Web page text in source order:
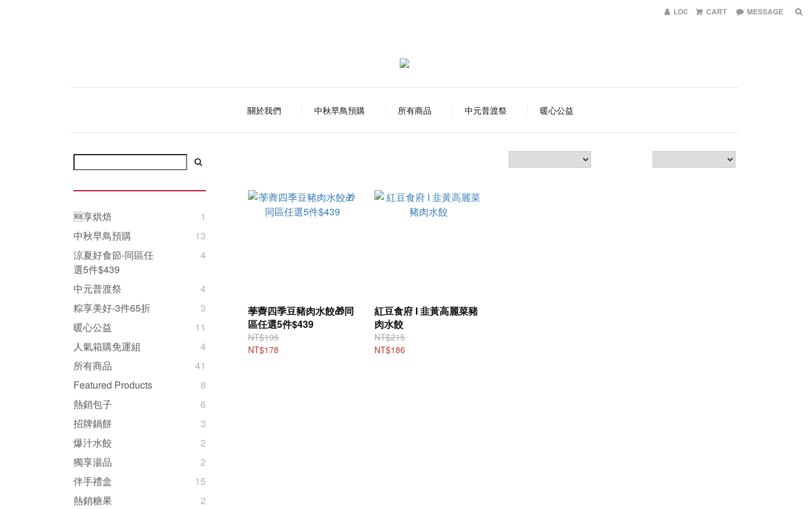
LOG IN CART MESSAGE
關於我們 中秋早鳥預購 所有商品 中元普渡祭 暖心公益
🆕享烘焙
1
中秋早鳥預購
13
涼夏好食節-同區任
選5件$439
4
中元普渡祭
4
粽享美好-3件65折
3
暖心公益
11
人氣箱購免運組
4
所有商品
41
Featured Products
8
熱銷包子
6
招牌鍋餅
3
爆汁水餃
2
獨享湯品
2
伴手禮盒
15
熱銷糖果
2
荸薺四季豆豬肉水餃🎁同
區任選5件$439
NT$195
NT$178
紅豆食府 I 韭黃高麗菜豬
肉水餃
NT$215
NT$186